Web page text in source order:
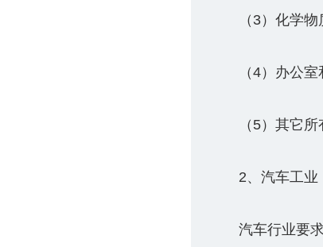
（3）化学
（4）办公
（5）其它
2、汽车工业
汽车行业要